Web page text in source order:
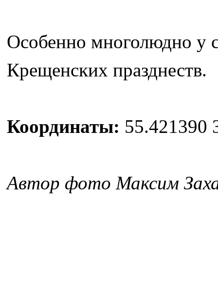
Особенно многолюдно у
Крещенских празднеств.
Координаты: 55.421390
Автор фото Максим